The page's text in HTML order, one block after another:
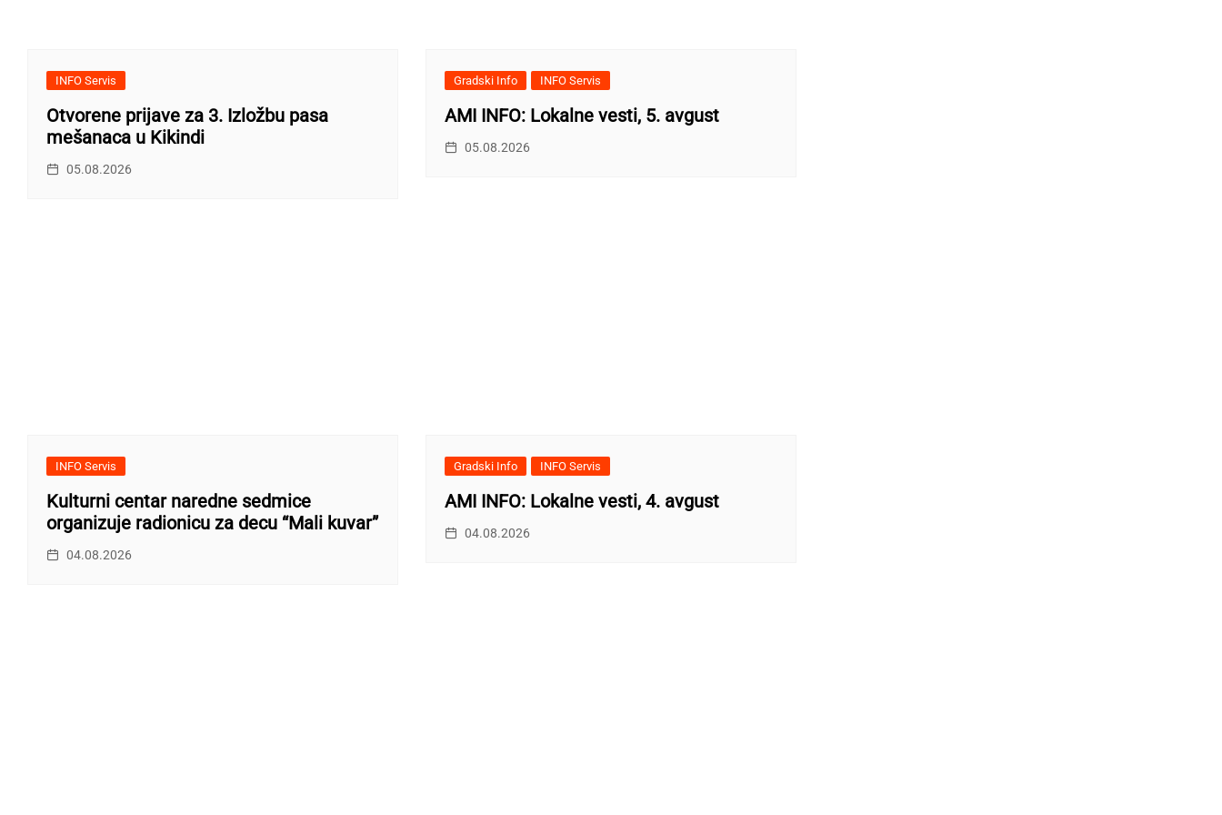
INFO Servis
Otvorene prijave za 3. Izložbu pasa
mešanaca u Kikindi
05.08.2026
Gradski Info INFO Servis
AMI INFO: Lokalne vesti, 5. avgust
05.08.2026
INFO Servis
Kulturni centar naredne sedmice
organizuje radionicu za decu “Mali kuvar”
04.08.2026
Gradski Info INFO Servis
AMI INFO: Lokalne vesti, 4. avgust
04.08.2026